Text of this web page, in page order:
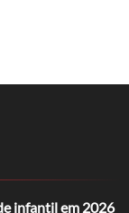
infantil em 2026